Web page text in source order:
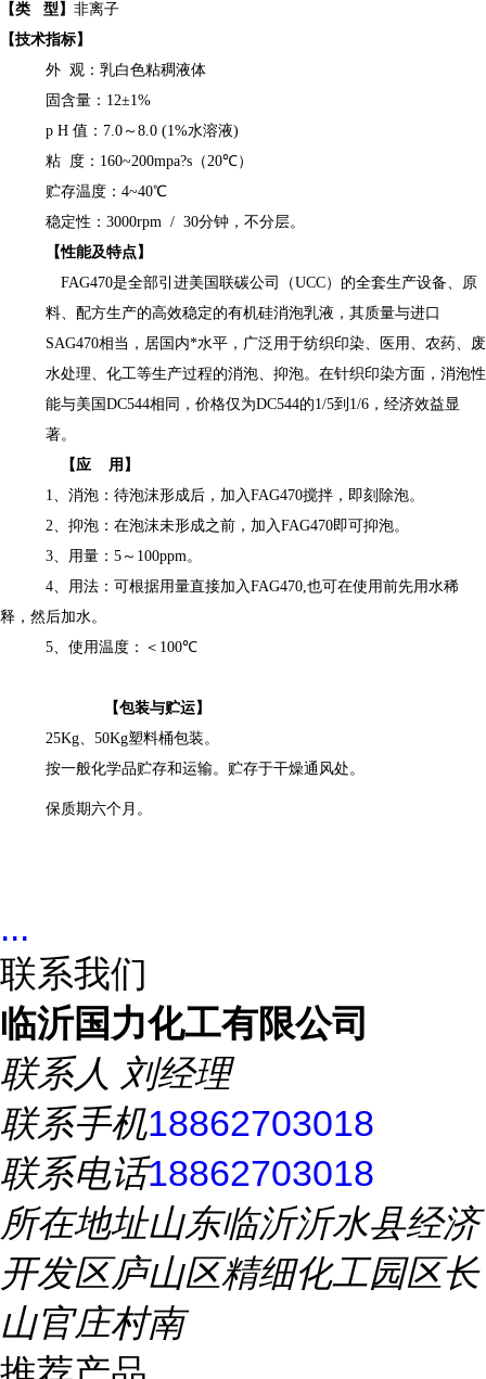
【类
型】 非离子
【技术指标】
外 观：乳白色粘稠液体
固含量： 12±1%
p H 值： 7.0 ～ 8.0 (1%水溶液)
粘 度： 160~200mpa?s （20℃）
贮存温度： 4~40℃
稳定性： 3000rpm / 30分钟，不分层。
【性能及特点】
FAG470是全部引进美国联碳公司（UCC）的全套生产设备、原
料、配方生产的高效稳定的有机硅消泡乳液，其质量与进口
SAG470相当，居国内*水平，广泛用于纺织印染、医用、农药、废
水处理、化工等生产过程的消泡、抑泡。在针织印染方面，消泡性
能与美国 DC544相同，价格仅为DC544的1/5到 1/6 ，经济效益显
著。
【应 用】
1、消泡：待泡沫形成后，加入FAG470搅拌，即刻除泡。
2、抑泡：在泡沫未形成之前，加入FAG470即可抑泡。
3、用量： 5 ～ 100ppm。
4、用法：可根据用量直接加入FAG470,也可在使用前先用水稀
释 ，然后加水。
5、使用温度： ＜ 100℃
【包装与贮运】
25Kg、 50Kg塑料桶包装。
按一般化学品贮存和运输。贮存于干燥通风处。
保质期六个月。
...
联系我们
临沂国力化工有限公司
联系人 刘经理
联系手机18862703018
联系电话18862703018
所在地址山东临沂沂水县经济
开发区庐山区精细化工园区长
山官庄村南